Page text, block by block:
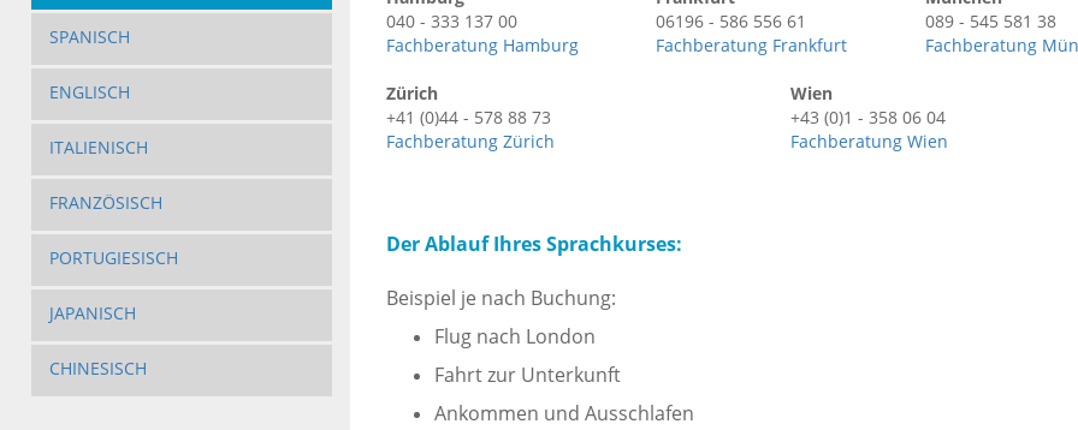
SPANISCH
ENGLISCH
ITALIENISCH
FRANZÖSISCH
PORTUGIESISCH
JAPANISCH
CHINESISCH
040 - 333 137 00
Fachberatung Hamburg
06196 - 586 556 61
Fachberatung Frankfurt
089 - 545 581 38
Fachberatung
Zürich
+41 (0)44 - 578 88 73
Fachberatung Zürich
Wien
+43 (0)1 - 358 06 04
Fachberatung Wien
Der Ablauf Ihres Sprachkurses:
Beispiel je nach Buchung:
Flug nach London
Fahrt zur Unterkunft
Ankommen und Ausschlafen